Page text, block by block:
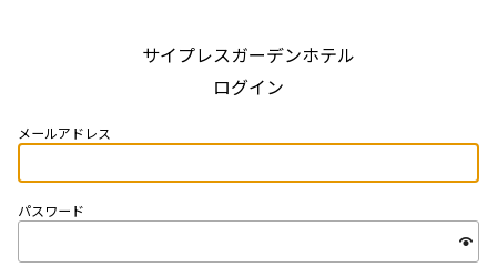
サイプレスガーデンホテル
ログイン
メールアドレス
パスワード